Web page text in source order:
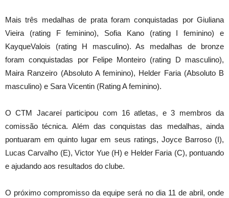
Mais três medalhas de prata foram conquistadas por Giuliana
Vieira (rating F feminino), Sofia Kano (rating I feminino) e
KayqueValois (rating H masculino). As medalhas de bronze
foram conquistadas por Felipe Monteiro (rating D masculino),
Maira Ranzeiro (Absoluto A feminino), Helder Faria (Absoluto B
masculino) e Sara Vicentin (Rating A feminino).
O CTM Jacareí participou com 16 atletas, e 3 membros da
comissão técnica. Além das conquistas das medalhas, ainda
pontuaram em quinto lugar em seus ratings, Joyce Barroso (I),
Lucas Carvalho (E), Victor Yue (H) e Helder Faria (C), pontuando
e ajudando aos resultados do clube.
O próximo compromisso da equipe será no dia 11 de abril, onde